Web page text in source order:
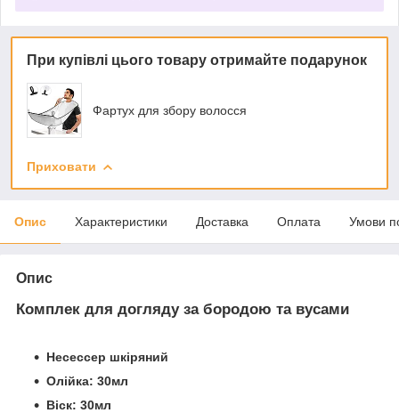
При купівлі цього товару отримайте подарунок
Фартух для збору волосся
Приховати
Опис Характеристики Доставка Оплата Умови
Опис
Комплек для догляду за бородою та вусами
Несессер шкіряний
Олійка: 30мл
Віск: 30мл